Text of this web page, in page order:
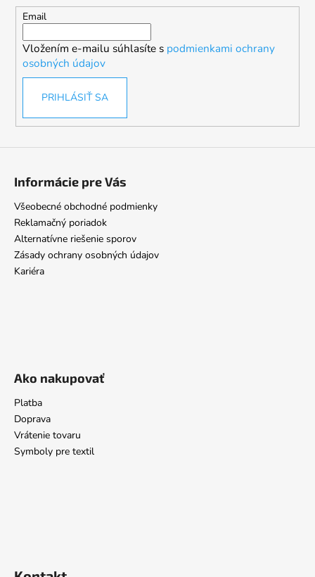
Email
Vložením e-mailu súhlasíte s podmienkami ochrany
osobných údajov
PRIHLÁSIŤ SA
Informácie pre Vás
Všeobecné obchodné podmienky
Reklamačný poriadok
Alternatívne riešenie sporov
Zásady ochrany osobných údajov
Kariéra
Ako nakupovať
Platba
Doprava
Vrátenie tovaru
Symboly pre textil